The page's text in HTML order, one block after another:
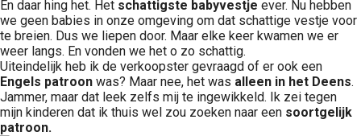
En daar hing het. Het schattigste babyvestje ever. Nu hebben
we geen babies in onze omgeving om dat schattige vestje voor
te breien. Dus we liepen door. Maar elke keer kwamen we er
weer langs. En vonden we het o zo schattig.
Uiteindelijk heb ik de verkoopster gevraagd of er ook een
Engels patroon was? Maar nee, het was alleen in het Deens.
Jammer, maar dat leek zelfs mij te ingewikkeld. Ik zei tegen
mijn kinderen dat ik thuis wel zou zoeken naar een soortgelijk
patroon.